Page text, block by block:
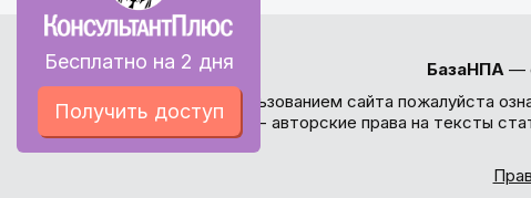
Бесплатно на 2 дня
Получить доступ
БазаНПА—
Перед использованием сайта пожалуйста
внимание - авторские права на тексты